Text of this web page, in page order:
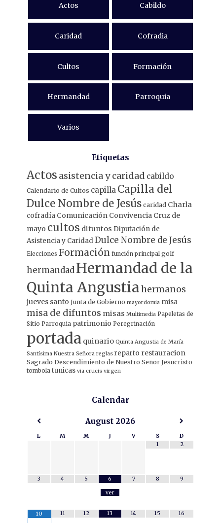
Actos Cabildo
Caridad Cofradia
Cultos Formación
Hermandad Parroquia
Varios
Etiquetas
Actos asistencia y caridad cabildo
Calendario de Cultos capilla Capilla del
Dulce Nombre de Jesús caridad Charla
cofradía Comunicación Convivencia Cruz de
mayo cultos difuntos Diputación de
Asistencia y CaridadDulce Nombre de Jesús
Elecciones Formación función principal golf
hermandad Hermandad de la
Quinta Angustiahermanos
jueves santo Junta de Gobierno mayordomia misa
misa de difuntos misas Multimedia Papeletas de
Sitio Parroquia patrimonio Peregrinación
portada quinario Quinta Angustia de María
Santísima Nuestra Señora reglas reparto restauracion
Sagrado Descendimiento de Nuestro Señor Jesucristo
tombola tunicas via crucis virgen
Calendar
August 2026
L M M J V S
D
1
2
3 4 5
6
ver
7 8 9
10 11 12
13
14 15 16